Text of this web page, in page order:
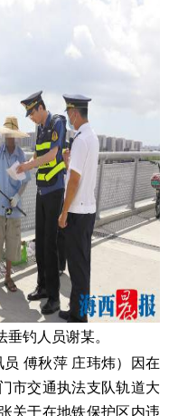
钓人员谢某。
傅秋萍 庄玮炜）因在
市交通执法支队轨道大
关于在地铁保护区内违